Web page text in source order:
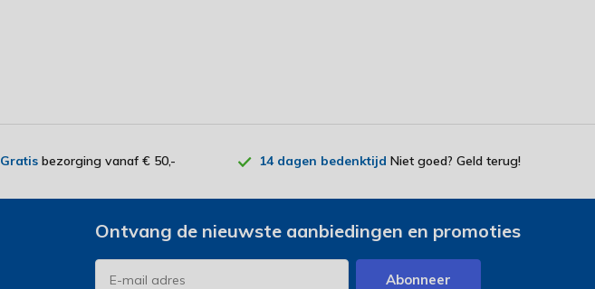
Gratisbezorging vanaf € 50,- 14 dagen bedenktijd Niet goed? Geld terug!
Ontvang de nieuwste aanbiedingen en promoties
Abonneer